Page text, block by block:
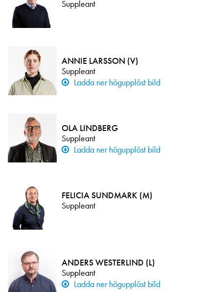
Suppleant
ANNIE LARSSON (V)
Suppleant
Ladda ner högupplöst bild
OLA LINDBERG
Suppleant
Ladda ner högupplöst bild
FELICIA SUNDMARK (M)
Suppleant
ANDERS WESTERLIND (L)
Suppleant
Ladda ner högupplöst bild